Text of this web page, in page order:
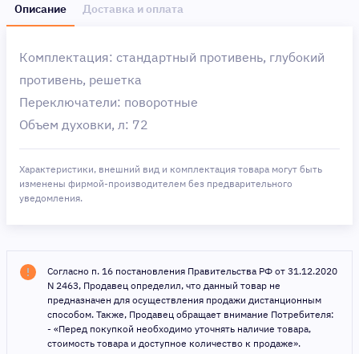
Описание Доставка и оплата
Комплектация: стандартный противень, глубокий
противень, решетка
Переключатели: поворотные
Объем духовки, л: 72
Характеристики, внешний вид и комплектация товара могут быть
изменены фирмой-производителем без предварительного
уведомления.
Согласно п. 16 постановления Правительства РФ от 31.12.2020
N 2463, Продавец определил, что данный товар не
предназначен для осуществления продажи дистанционным
способом. Также, Продавец обращает внимание Потребителя:
- «Перед покупкой необходимо уточнять наличие товара,
стоимость товара и доступное количество к продаже».